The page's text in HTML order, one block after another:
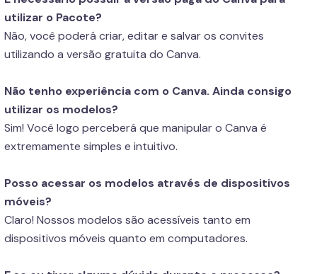
utilizar o Pacote?
Não, você poderá criar, editar e salvar os convites
utilizando a versão gratuita do Canva.
Não tenho experiência com o Canva. Ainda consigo
utilizar os modelos?
Sim! Você logo perceberá que manipular o Canva é
extremamente simples e intuitivo.
Posso acessar os modelos através de dispositivos
móveis?
Claro! Nossos modelos são acessíveis tanto em
dispositivos móveis quanto em computadores.